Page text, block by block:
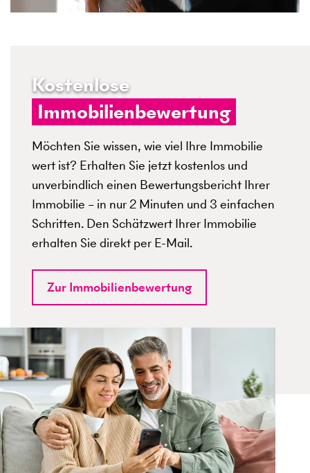
Kostenlose
Immobilienbewertung
Möchten Sie wissen, wie viel Ihre Immobilie
wert ist? Erhalten Sie jetzt kostenlos und
unverbindlich einen Bewertungsbericht Ihrer
Immobilie – in nur 2 Minuten und 3 einfachen
Schritten. Den Schätzwert Ihrer Immobilie
erhalten Sie direkt per E-Mail.
Zur Immobilienbewertung